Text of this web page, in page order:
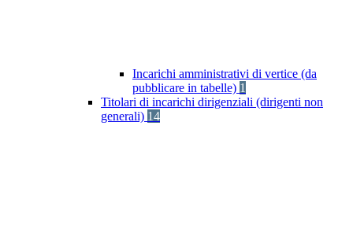
Incarichi amministrativi di vertice (da
pubblicare in tabelle) 1
Titolari di incarichi dirigenziali (dirigenti non
generali) 14